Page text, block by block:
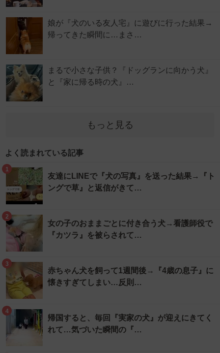
娘が『犬のいる友人宅』に遊びに行った結果→
帰ってきた瞬間に…まさ…
まるで小さな子供？『ドッグランに向かう犬』
と『家に帰る時の犬』…
もっと見る
よく読まれている記事
1
友達にLINEで『犬の写真』を送った結果→『ト
ングで草』と返信がきて…
2
女の子のおままごとに付き合う犬→看護師役で
『カツラ』を被らされて…
3
赤ちゃん犬を飼って1週間後→『4歳の息子』に
懐きすぎてしまい…反則…
4
帰国すると、毎回『実家の犬』が迎えにきてく
れて…気づいた瞬間の『…